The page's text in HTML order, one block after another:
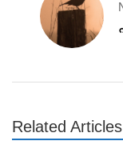
Related Articles